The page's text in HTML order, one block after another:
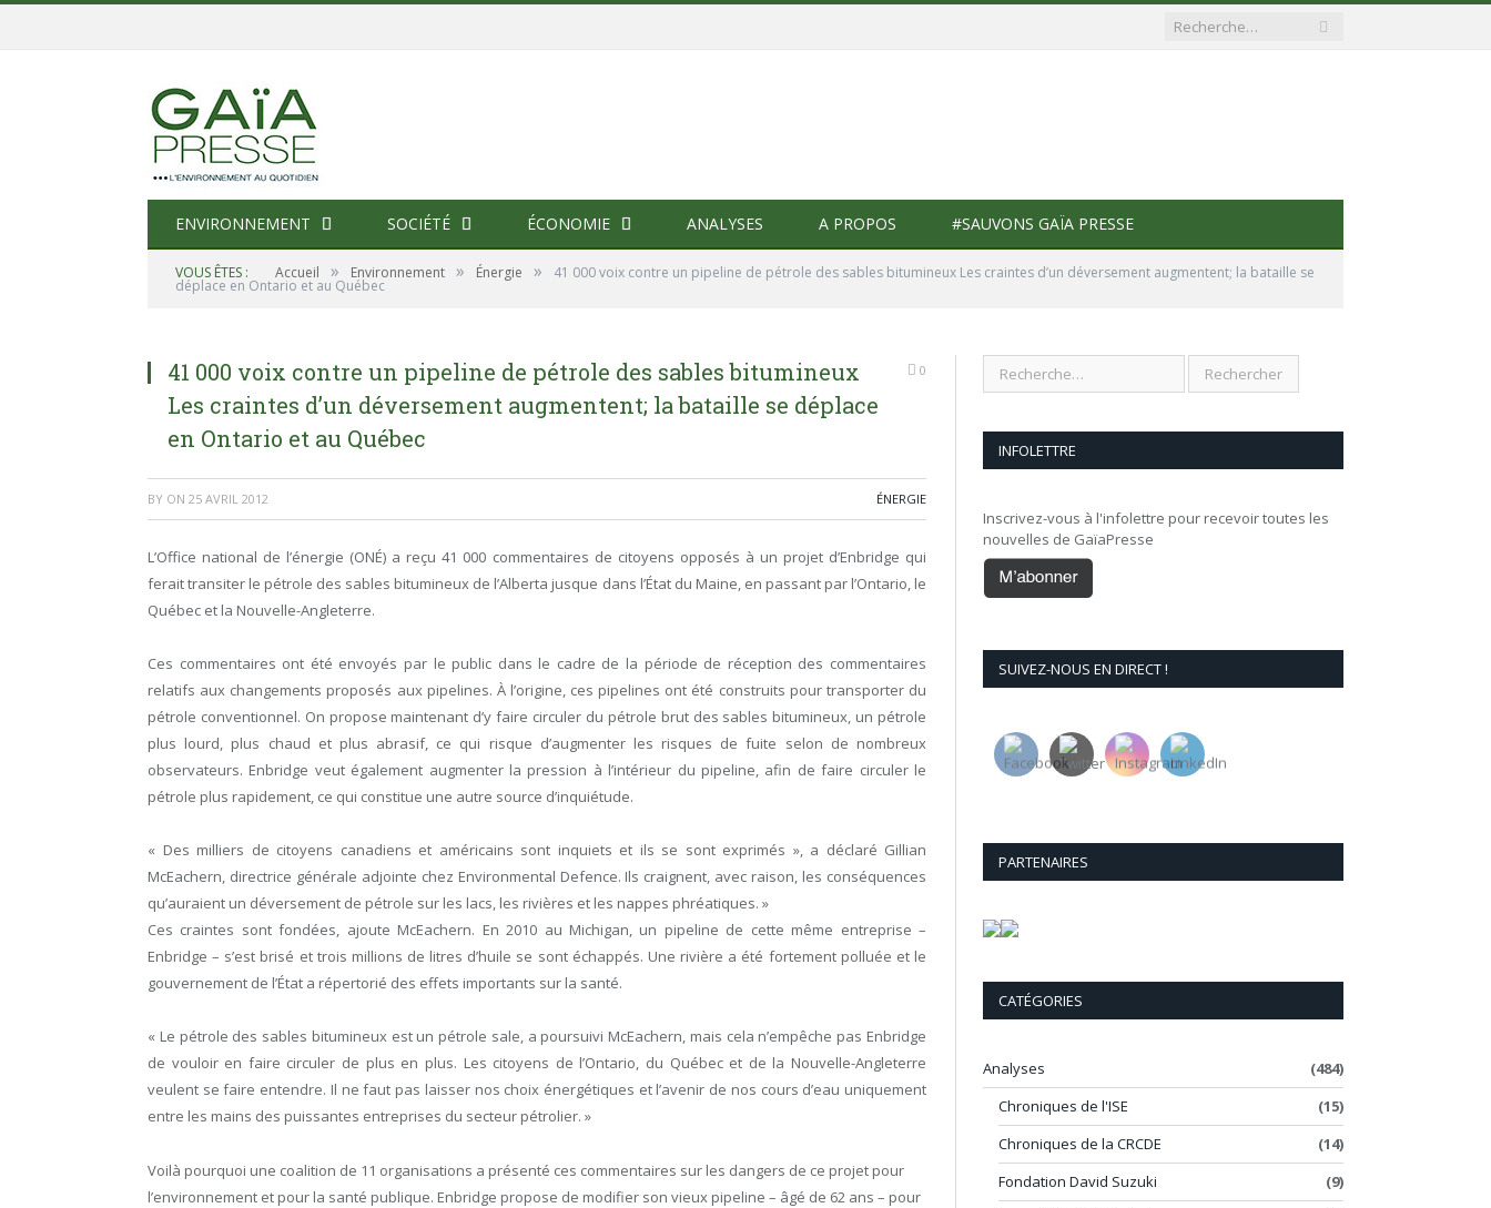
ENVIRONNEMENT SOCIÉTÉ ÉCONOMIE ANALYSES A PROPOS #SAUVONS GAÏA PRESSE
VOUS ÊTES : Accueil » Environnement » Énergie » 41 000 voix contre un pipeline de pétrole des sables bitumineux Les craintes d’un déversement augmentent; la bataille se
déplace en Ontario et au Québec
41 000 voix contre un pipeline de pétrole des sables bitumineux
Les craintes d’un déversement augmentent; la bataille se déplace
en Ontario et au Québec
0
BY ON 25 AVRIL 2012 ÉNERGIE
L’Office national de l’énergie (ONÉ) a reçu 41 000 commentaires de citoyens opposés à un projet d’Enbridge qui
ferait transiter le pétrole des sables bitumineux de l’Alberta jusque dans l’État du Maine, en passant par l’Ontario, le
Québec et la Nouvelle-Angleterre.
Ces commentaires ont été envoyés par le public dans le cadre de la période de réception des commentaires
relatifs aux changements proposés aux pipelines. À l’origine, ces pipelines ont été construits pour transporter du
pétrole conventionnel. On propose maintenant d’y faire circuler du pétrole brut des sables bitumineux, un pétrole
plus lourd, plus chaud et plus abrasif, ce qui risque d’augmenter les risques de fuite selon de nombreux
observateurs. Enbridge veut également augmenter la pression à l’intérieur du pipeline, afin de faire circuler le
pétrole plus rapidement, ce qui constitue une autre source d’inquiétude.
« Des milliers de citoyens canadiens et américains sont inquiets et ils se sont exprimés », a déclaré Gillian
McEachern, directrice générale adjointe chez Environmental Defence. Ils craignent, avec raison, les conséquences
qu’auraient un déversement de pétrole sur les lacs, les rivières et les nappes phréatiques. »
Ces craintes sont fondées, ajoute McEachern. En 2010 au Michigan, un pipeline de cette même entreprise –
Enbridge – s’est brisé et trois millions de litres d’huile se sont échappés. Une rivière a été fortement polluée et le
gouvernement de l’État a répertorié des effets importants sur la santé.
« Le pétrole des sables bitumineux est un pétrole sale, a poursuivi McEachern, mais cela n’empêche pas Enbridge
de vouloir en faire circuler de plus en plus. Les citoyens de l’Ontario, du Québec et de la Nouvelle-Angleterre
veulent se faire entendre. Il ne faut pas laisser nos choix énergétiques et l’avenir de nos cours d’eau uniquement
entre les mains des puissantes entreprises du secteur pétrolier. »
Voilà pourquoi une coalition de 11 organisations a présenté ces commentaires sur les dangers de ce projet pour
l’environnement et pour la santé publique. Enbridge propose de modifier son vieux pipeline – âgé de 62 ans – pour
INFOLETTRE
Inscrivez-vous à l'infolettre pour recevoir toutes les
nouvelles de GaïaPresse
SUIVEZ-NOUS EN DIRECT !
PARTENAIRES
CATÉGORIES
Analyses
(484)
Chroniques de l'ISE
(15)
Chroniques de la CRCDE
(14)
Fondation David Suzuki
(9)